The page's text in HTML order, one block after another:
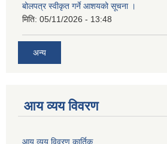
बोलपत्र स्वीकृत गर्ने आशयको सूचना ।
मिति: 05/11/2026 - 13:48
अन्य
आय व्यय विवरण
आय व्यय विवरण कार्तिक